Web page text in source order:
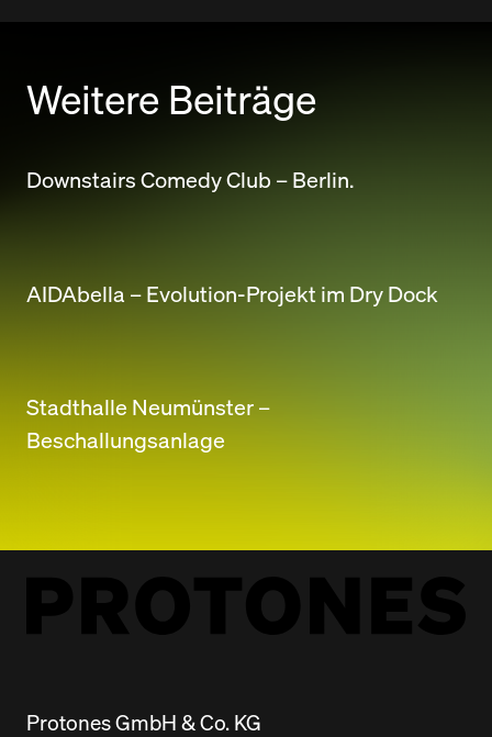
Weitere Beiträge
Downstairs Comedy Club – Berlin.
AIDAbella – Evolution-Projekt im Dry Dock
Stadthalle Neumünster –
Beschallungsanlage
Protones GmbH & Co. KG